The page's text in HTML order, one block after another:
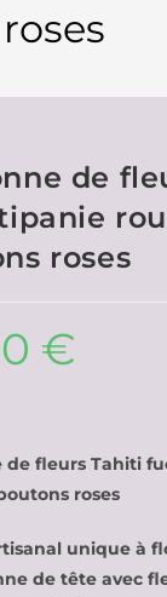
de
roses
€
de fleurs Tahiti
roses
unique à
de tête avec